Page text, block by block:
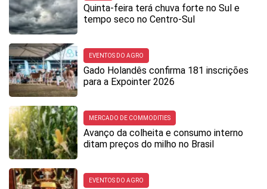
Quinta-feira terá chuva forte no Sul e
tempo seco no Centro-Sul
EVENTOS DO AGRO
Gado Holandês confirma 181 inscrições
para a Expointer 2026
MERCADO DE COMMODITIES
Avanço da colheita e consumo interno
ditam preços do milho no Brasil
EVENTOS DO AGRO